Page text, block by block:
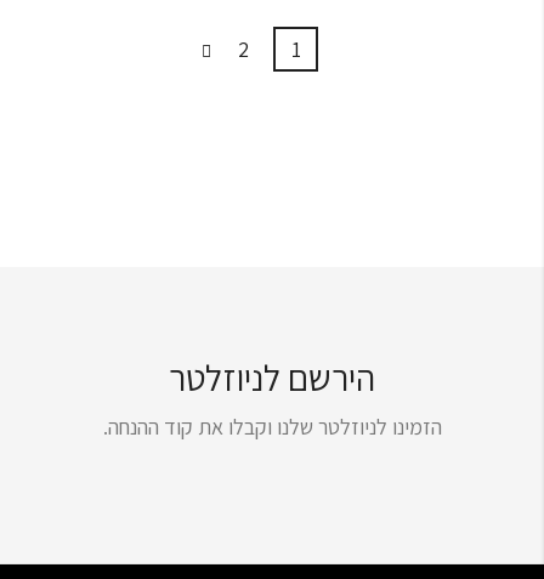
1
2
הירשם לניוזלטר
הזמינו לניוזלטר שלנו וקבלו את קוד ההנחה.